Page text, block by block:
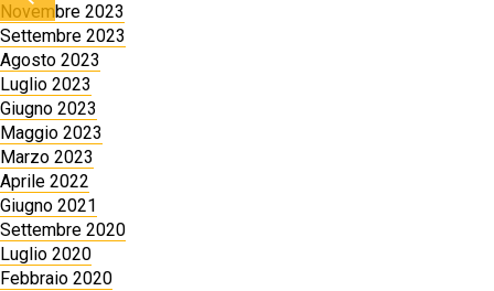
Novembre 2023
Settembre 2023
Agosto 2023
Luglio 2023
Giugno 2023
Maggio 2023
Marzo 2023
Aprile 2022
Giugno 2021
Settembre 2020
Luglio 2020
Febbraio 2020